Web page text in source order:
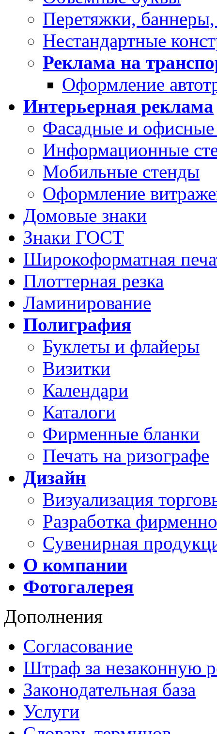
Перетяжки,
Нестандартные
Реклама на
Оформление
Интерьерная реклама
Фасадные и офисные
Информационные
Мобильные стенды
Оформление
Домовые знаки
Знаки ГОСТ
Широкоформатная
Плоттерная резка
Ламинирование
Полиграфия
Буклеты и флайеры
Визитки
Календари
Каталоги
Фирменные бланки
Печать на ризографе
Дизайн
Визуализация
Разработка
Сувенирная
О компании
Фотогалерея
Дополнения
Согласование
Штраф за незаконную
Законодательная база
Услуги